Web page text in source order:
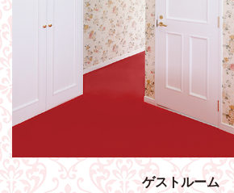
ゲストルーム